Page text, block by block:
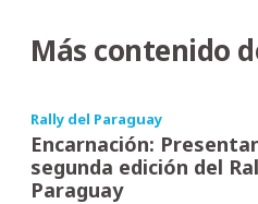
Más contenido
Rally del Paraguay
Encarnación:
segunda edición del
Paraguay